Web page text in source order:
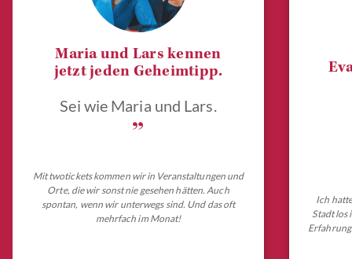
Maria und Lars kennen
jetzt jeden Geheimtipp.
Sei wie Maria und Lars.
„
Mit twotickets kommen wir in Veranstaltungen und
Orte, die wir sonst nie gesehen hätten. Auch
spontan, wenn wir unterwegs sind. Und das oft
mehrfach im Monat!
Ich
Stadt los